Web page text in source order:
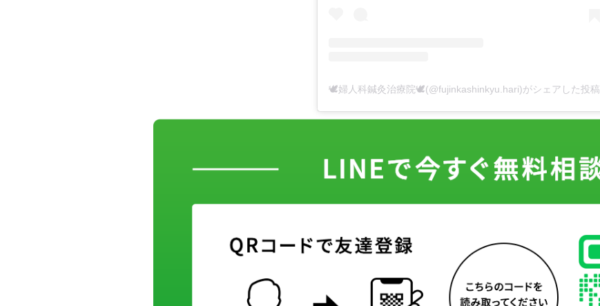
🕊婦人科鍼灸治療院🕊(@fujinkashinkyu.hari)がシェアした投稿